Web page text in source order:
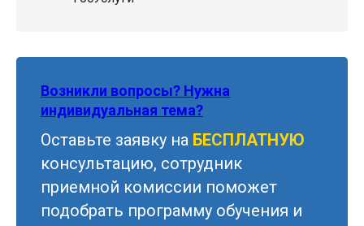
Возникли вопросы? Нужна
индивидуальная тема?
Оставьте заявку на БЕСПЛАТНУЮ
консультацию, сотрудник
приемной комиссии поможет
подобрать программу обучения и